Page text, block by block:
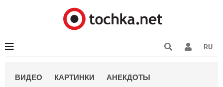
RU
ВИДЕО КАРТИНКИ АНЕКДОТЫ